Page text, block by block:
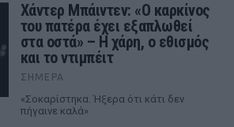
Χάντερ Μπάιντεν: «Ο καρκίνος
του πατέρα έχει εξαπλωθεί
στα οστά» – Η χάρη, ο εθισμός
και το ντιμπέιτ
ΣΉΜΕΡΑ
«Σοκαρίστηκα. Ήξερα ότι κάτι δεν
πήγαινε καλά»